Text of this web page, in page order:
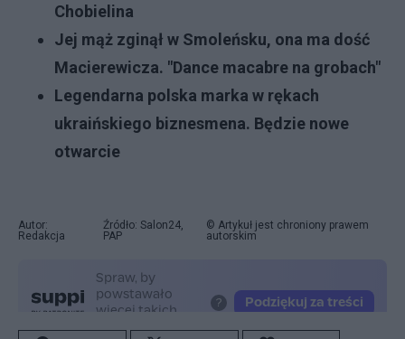
Chobielina
Jej mąż zginął w Smoleńsku, ona ma dość
Macierewicza. "Dance macabre na grobach"
Legendarna polska marka w rękach
ukraińskiego biznesmena. Będzie nowe
otwarcie
Autor:
Redakcja
Źródło: Salon24,
PAP
© Artykuł jest chroniony prawem
autorskim